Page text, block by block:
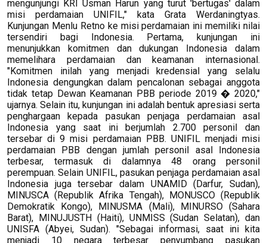
mengunjungi KRI Usman Harun yang turut 'bertugas' dalam
misi perdamaian UNIFIL," kata Grata Werdaningtyas.
Kunjungan Menlu Retno ke misi perdamaian ini memiliki nilai
tersendiri bagi Indonesia. Pertama, kunjungan ini
menunjukkan komitmen dan dukungan Indonesia dalam
memelihara perdamaian dan keamanan internasional.
"Komitmen inilah yang menjadi kredensial yang selalu
Indonesia dengungkan dalam pencalonan sebagai anggota
tidak tetap Dewan Keamanan PBB periode 2019 � 2020,"
ujarnya. Selain itu, kunjungan ini adalah bentuk apresiasi serta
penghargaan kepada pasukan penjaga perdamaian asal
Indonesia yang saat ini berjumlah 2.700 personil dan
tersebar di 9 misi perdamaian PBB. UNIFIL menjadi misi
perdamaian PBB dengan jumlah personil asal Indonesia
terbesar, termasuk di dalamnya 48 orang personil
perempuan. Selain UNIFIL, pasukan penjaga perdamaian asal
Indonesia juga tersebar dalam UNAMID (Darfur, Sudan),
MINUSCA (Republik Afrika Tengah), MONUSCO (Republik
Demokratik Kongo), MINUSMA (Mali), MINURSO (Sahara
Barat), MINUJUSTH (Haiti), UNMISS (Sudan Selatan), dan
UNISFA (Abyei, Sudan). "Sebagai informasi, saat ini kita
menjadi 10 negara terbesar penyumbang pasukan